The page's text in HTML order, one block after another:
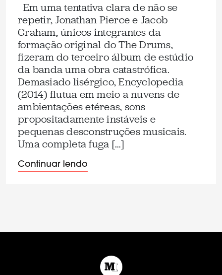
Em uma tentativa clara de não se
repetir, Jonathan Pierce e Jacob
Graham, únicos integrantes da
formação original do The Drums,
fizeram do terceiro álbum de estúdio
da banda uma obra catastrófica.
Demasiado lisérgico, Encyclopedia
(2014) flutua em meio a nuvens de
ambientações etéreas, sons
propositadamente instáveis e
pequenas desconstruções musicais.
Uma completa fuga […]
Continuar lendo